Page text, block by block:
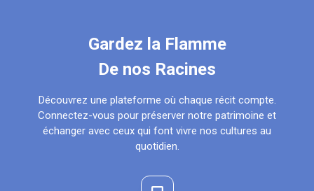
Gardez la Flamme
De nos Racines
Découvrez une plateforme où chaque récit compte.
Connectez-vous pour préserver notre patrimoine et
échanger avec ceux qui font vivre nos cultures au
quotidien.